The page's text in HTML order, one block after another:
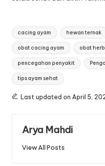
Tags:
cacing ayam hewan ternak
obat cacing ayam obat
pencegahan penyakit
tips ayam sehat
Last updated on April 5,
Arya Mahdi
View All Posts